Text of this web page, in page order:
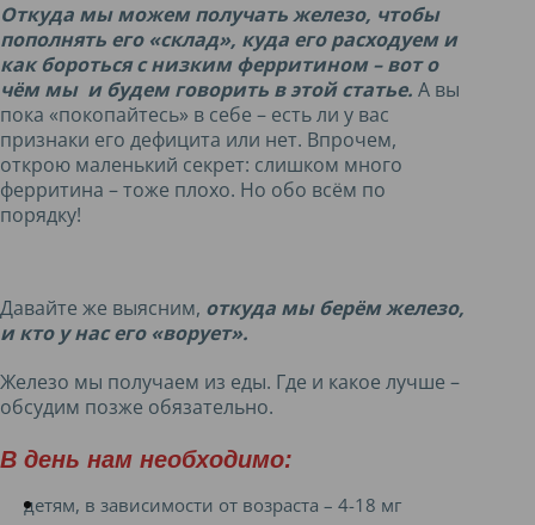
Откуда мы можем получать железо, чтобы
пополнять его «склад», куда его расходуем и
как бороться с низким ферритином – вот о
чём мы и будем говорить в этой статье. А вы
пока «покопайтесь» в себе – есть ли у вас
признаки его дефицита или нет. Впрочем,
открою маленький секрет: слишком много
ферритина – тоже плохо. Но обо всём по
порядку!
Давайте же выясним, откуда мы берём железо,
и кто у нас его «ворует».
Железо мы получаем из еды. Где и какое лучше –
обсудим позже обязательно.
В день нам необходимо:
детям, в зависимости от возраста – 4-18 мг